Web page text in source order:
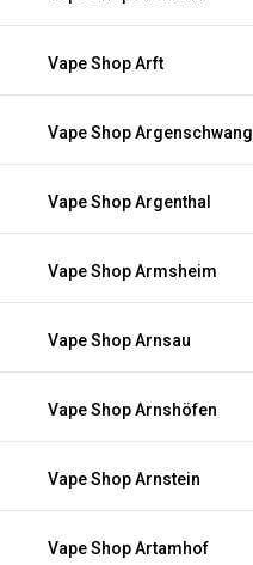
Vape Shop Arft
Vape Shop Argenschwang
Vape Shop Argenthal
Vape Shop Armsheim
Vape Shop Arnsau
Vape Shop Arnshöfen
Vape Shop Arnstein
Vape Shop Artamhof